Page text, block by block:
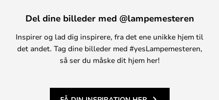
Del dine billeder med @lampemesteren
Inspirer og lad dig inspirere, fra det ene unikke hjem til
det andet. Tag dine billeder med #yesLampemesteren,
så ser du måske dit hjem her!